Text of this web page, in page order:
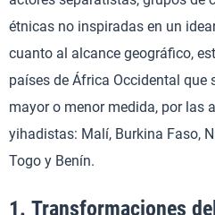
étnicas no inspiradas en un
cuanto al alcance geográfico,
países de África Occidental que
mayor o menor medida, por las
yihadistas: Malí, Burkina Faso,
Togo y Benín.
1. Transformaciones